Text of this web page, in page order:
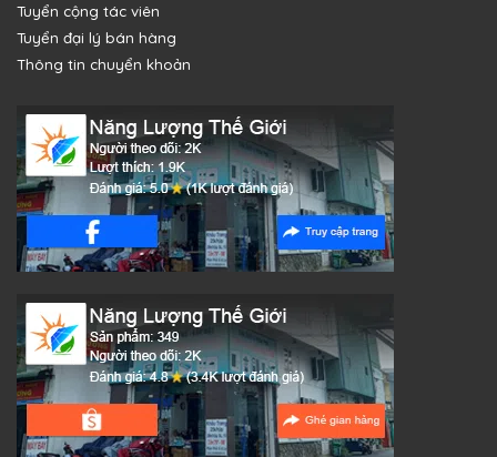
Tuyển cộng tác viên
Tuyển đại lý bán hàng
Thông tin chuyển khoản